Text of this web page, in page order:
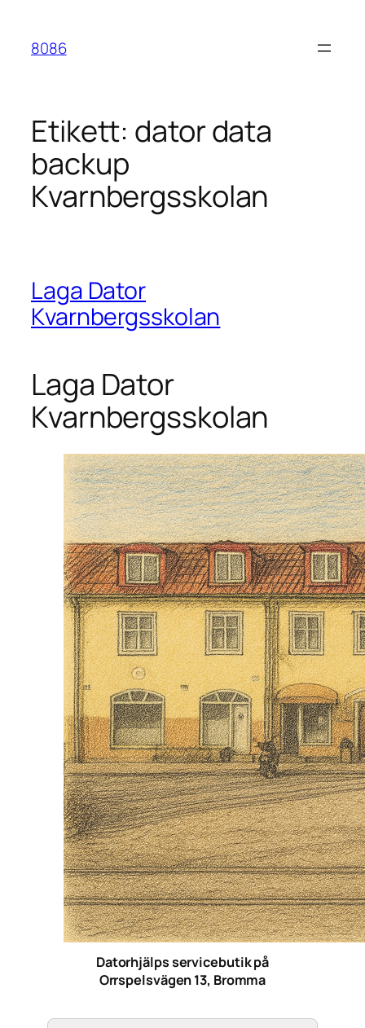
innehåll
8086
Etikett: dator data
backup
Kvarnbergsskolan
Laga Dator
Kvarnbergsskolan
Laga Dator
Kvarnbergsskolan
Datorhjälps servicebutik på
Orrspelsvägen 13, Bromma